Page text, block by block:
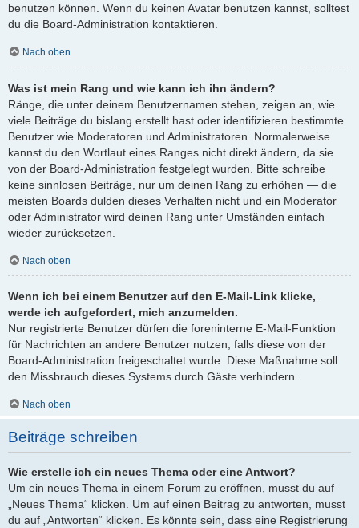
benutzen können. Wenn du keinen Avatar benutzen kannst, solltest
du die Board-Administration kontaktieren.
Nach oben
Was ist mein Rang und wie kann ich ihn ändern?
Ränge, die unter deinem Benutzernamen stehen, zeigen an, wie
viele Beiträge du bislang erstellt hast oder identifizieren bestimmte
Benutzer wie Moderatoren und Administratoren. Normalerweise
kannst du den Wortlaut eines Ranges nicht direkt ändern, da sie
von der Board-Administration festgelegt wurden. Bitte schreibe
keine sinnlosen Beiträge, nur um deinen Rang zu erhöhen — die
meisten Boards dulden dieses Verhalten nicht und ein Moderator
oder Administrator wird deinen Rang unter Umständen einfach
wieder zurücksetzen.
Nach oben
Wenn ich bei einem Benutzer auf den E-Mail-Link klicke,
werde ich aufgefordert, mich anzumelden.
Nur registrierte Benutzer dürfen die foreninterne E-Mail-Funktion
für Nachrichten an andere Benutzer nutzen, falls diese von der
Board-Administration freigeschaltet wurde. Diese Maßnahme soll
den Missbrauch dieses Systems durch Gäste verhindern.
Nach oben
Beiträge schreiben
Wie erstelle ich ein neues Thema oder eine Antwort?
Um ein neues Thema in einem Forum zu eröffnen, musst du auf
„Neues Thema“ klicken. Um auf einen Beitrag zu antworten, musst
du auf „Antworten“ klicken. Es könnte sein, dass eine Registrierung